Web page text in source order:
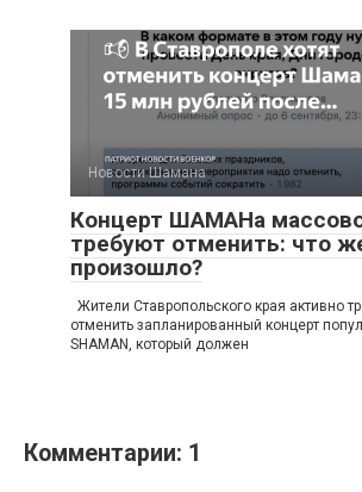
Новости Шамана
Концерт ШАМАНа
требуют отменить: что
произошло?
Жители Ставропольского края активно
отменить запланированный концерт
SHAMAN, который должен
Комментарии: 1